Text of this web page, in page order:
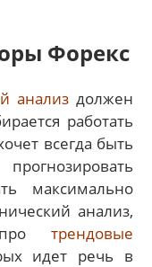
Форекс
анализдолжен
работать
всегда быть
максимально
анализ,
трендовые
идет речь в